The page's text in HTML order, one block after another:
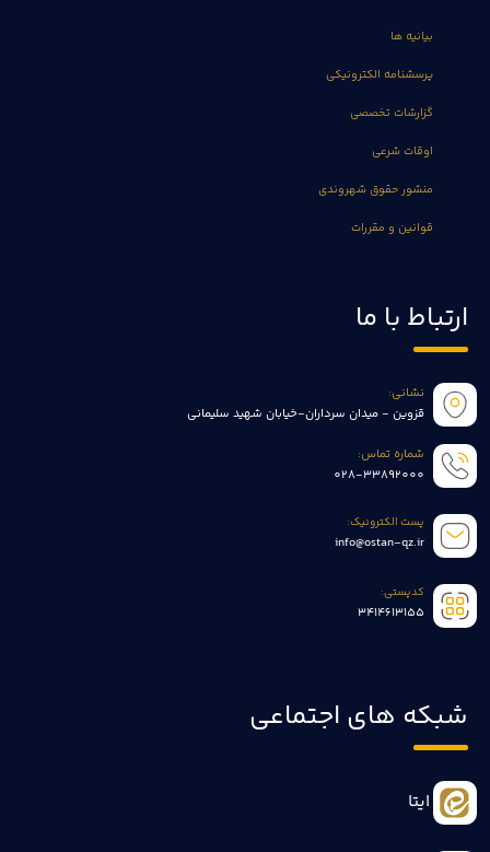
بیانیه ها
پرسشنامه الکترونیکی
گزارشات تخصصی
اوقات شرعی
منشور حقوق شهروندی
قوانین و مقررات
ارتباط با ما
نشانی:
قزوین - میدان سرداران-خیابان شهید سلیمانی
شماره تماس:
028-33892000
پست الکترونیک:
info@ostan-qz.ir
کدپستی:
3414613155
شبکه های اجتماعی
ایتا